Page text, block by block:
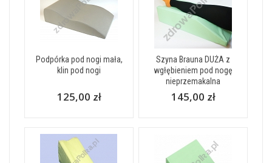
Podpórka pod nogi mała,
klin pod nogi
125,00 zł
Szyna Brauna DUŻA z
wgłębieniem pod nogę
nieprzemakalna
145,00 zł